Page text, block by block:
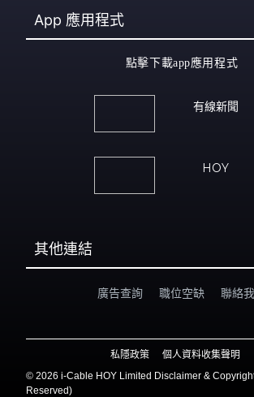
App 應用程式
點擊下載app應用程式
有線新聞
HOY
其他連結
廣告查詢 職位空缺 聯絡
私隱政策
個人資料收集聲明
© 2026 i-Cable HOY Limited Disclaimer &
Reserved)